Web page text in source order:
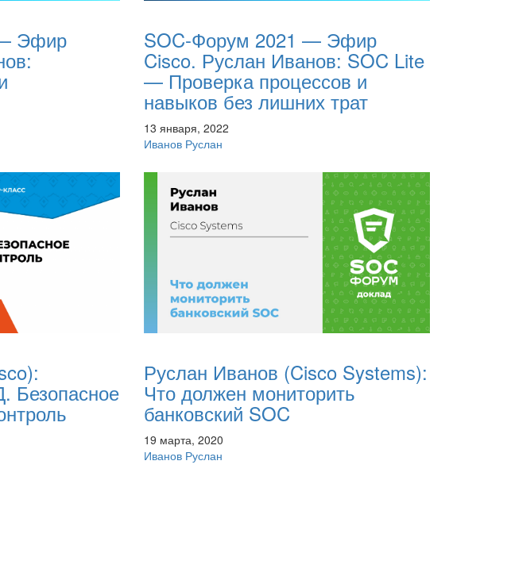
Эфир SOC-Форум 2021 — Эфир
Cisco. Руслан Иванов: SOC Lite
— Проверка процессов и
навыков без лишних трат
13 января, 2022
Иванов Руслан
Безопасное
Руслан Иванов (Cisco Systems):
Что должен мониторить
банковский SOC
19 марта, 2020
Иванов Руслан